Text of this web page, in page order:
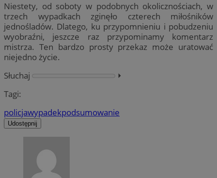
Niestety, od soboty w podobnych okolicznościach, w
trzech wypadkach zginęło czterech miłośników
jednośladów. Dlatego, ku przypomnieniu i pobudzeniu
wyobraźni, jeszcze raz przypominamy komentarz
mistrza. Ten bardzo prosty przekaz może uratować
niejedno życie.
Słuchaj
⏵︎
Tagi:
policjawypadekpodsumowanie
Udostępnij